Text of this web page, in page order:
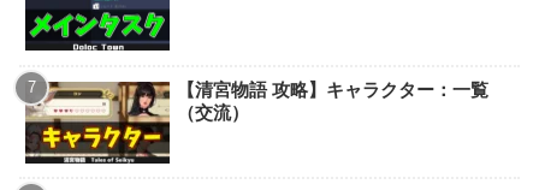
【清宮物語 攻略】キャラクター：一覧
（交流）